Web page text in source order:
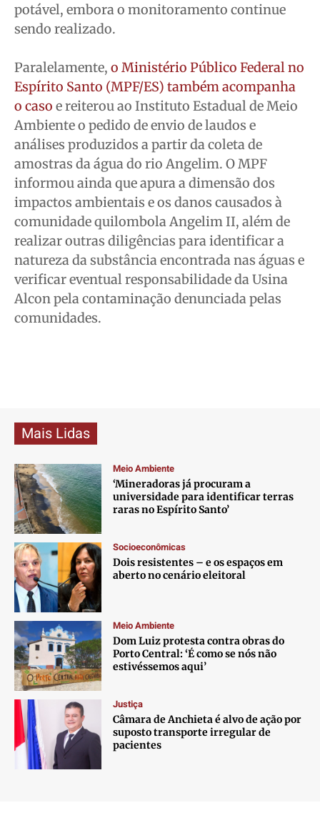
potável, embora o monitoramento continue
sendo realizado.
Paralelamente, o Ministério Público Federal no
Espírito Santo (MPF/ES) também acompanha
o caso e reiterou ao Instituto Estadual de Meio
Ambiente o pedido de envio de laudos e
análises produzidos a partir da coleta de
amostras da água do rio Angelim. O MPF
informou ainda que apura a dimensão dos
impactos ambientais e os danos causados à
comunidade quilombola Angelim II, além de
realizar outras diligências para identificar a
natureza da substância encontrada nas águas e
verificar eventual responsabilidade da Usina
Alcon pela contaminação denunciada pelas
comunidades.
Mais Lidas
Meio Ambiente
‘Mineradoras já procuram a
universidade para identificar terras
raras no Espírito Santo’
Socioeconômicas
Dois resistentes – e os espaços em
aberto no cenário eleitoral
Meio Ambiente
Dom Luiz protesta contra obras do
Porto Central: ‘É como se nós não
estivéssemos aqui’
Justiça
Câmara de Anchieta é alvo de ação por
suposto transporte irregular de
pacientes